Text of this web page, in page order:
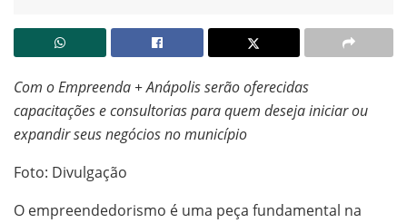
Com o Empreenda + Anápolis serão oferecidas
capacitações e consultorias para quem deseja iniciar ou
expandir seus negócios no município
Foto: Divulgação
O empreendedorismo é uma peça fundamental na